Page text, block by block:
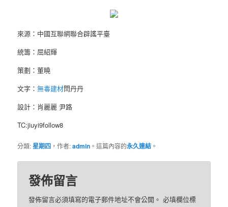
來源：中國互聯網聯合辟謠平臺
統籌：屈紹輝
策劃：董曉
文字：無毒建材閆丹丹
設計：肖麗麗 尹路
TC:jiuyi9follow8
分類:星期四 ，作者:admin 。這篇內容的永久連結 。
發佈留言
發佈留言必須填寫的電子郵件地址不會公開。 必填欄位標